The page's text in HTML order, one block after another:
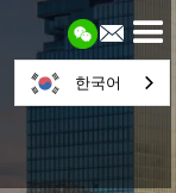
한국어